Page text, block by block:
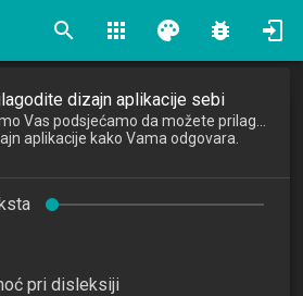
search apps palette bug_report
i tržište kapitala
and Capital Markets
2018/2019
dizajn aplikacije sebi
aplikacije kako Vama odgovara.
pri disleksiji